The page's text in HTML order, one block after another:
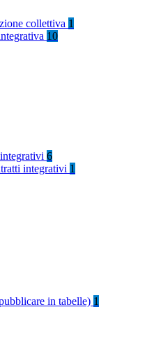
collettiva 1
10
6
integrativi 1
in tabelle) 1